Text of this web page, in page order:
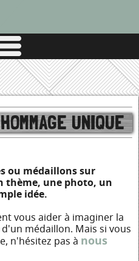
UNIQUE
ou médaillons sur
thème, une photo, un
idée.
vous aider à imaginer la
médaillon. Mais si vous
n'hésitez pas à nous